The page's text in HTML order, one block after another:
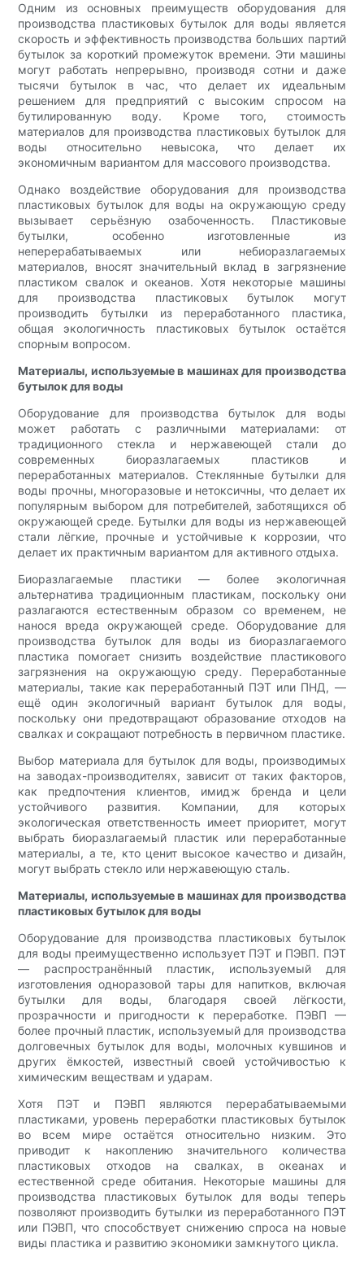
Одним из основных преимуществ оборудования для
производства пластиковых бутылок для воды является
скорость и эффективность производства больших партий
бутылок за короткий промежуток времени. Эти машины
могут работать непрерывно, производя сотни и даже
тысячи бутылок в час, что делает их идеальным
решением для предприятий с высоким спросом на
бутилированную воду. Кроме того, стоимость
материалов для производства пластиковых бутылок для
воды относительно невысока, что делает их
экономичным вариантом для массового производства.
Однако воздействие оборудования для производства
пластиковых бутылок для воды на окружающую среду
вызывает серьёзную озабоченность. Пластиковые
бутылки, особенно изготовленные из
неперерабатываемых или небиоразлагаемых
материалов, вносят значительный вклад в загрязнение
пластиком свалок и океанов. Хотя некоторые машины
для производства пластиковых бутылок могут
производить бутылки из переработанного пластика,
общая экологичность пластиковых бутылок остаётся
спорным вопросом.
Материалы, используемые в машинах для производства
бутылок для воды
Оборудование для производства бутылок для воды
может работать с различными материалами: от
традиционного стекла и нержавеющей стали до
современных биоразлагаемых пластиков и
переработанных материалов. Стеклянные бутылки для
воды прочны, многоразовые и нетоксичны, что делает их
популярным выбором для потребителей, заботящихся об
окружающей среде. Бутылки для воды из нержавеющей
стали лёгкие, прочные и устойчивые к коррозии, что
делает их практичным вариантом для активного отдыха.
Биоразлагаемые пластики — более экологичная
альтернатива традиционным пластикам, поскольку они
разлагаются естественным образом со временем, не
нанося вреда окружающей среде. Оборудование для
производства бутылок для воды из биоразлагаемого
пластика помогает снизить воздействие пластикового
загрязнения на окружающую среду. Переработанные
материалы, такие как переработанный ПЭТ или ПНД, —
ещё один экологичный вариант бутылок для воды,
поскольку они предотвращают образование отходов на
свалках и сокращают потребность в первичном пластике.
Выбор материала для бутылок для воды, производимых
на заводах-производителях, зависит от таких факторов,
как предпочтения клиентов, имидж бренда и цели
устойчивого развития. Компании, для которых
экологическая ответственность имеет приоритет, могут
выбрать биоразлагаемый пластик или переработанные
материалы, а те, кто ценит высокое качество и дизайн,
могут выбрать стекло или нержавеющую сталь.
Материалы, используемые в машинах для производства
пластиковых бутылок для воды
Оборудование для производства пластиковых бутылок
для воды преимущественно использует ПЭТ и ПЭВП. ПЭТ
— распространённый пластик, используемый для
изготовления одноразовой тары для напитков, включая
бутылки для воды, благодаря своей лёгкости,
прозрачности и пригодности к переработке. ПЭВП —
более прочный пластик, используемый для производства
долговечных бутылок для воды, молочных кувшинов и
других ёмкостей, известный своей устойчивостью к
химическим веществам и ударам.
Хотя ПЭТ и ПЭВП являются перерабатываемыми
пластиками, уровень переработки пластиковых бутылок
во всем мире остаётся относительно низким. Это
приводит к накоплению значительного количества
пластиковых отходов на свалках, в океанах и
естественной среде обитания. Некоторые машины для
производства пластиковых бутылок для воды теперь
позволяют производить бутылки из переработанного ПЭТ
или ПЭВП, что способствует снижению спроса на новые
виды пластика и развитию экономики замкнутого цикла.